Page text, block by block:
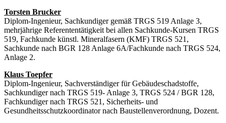
Torsten Brucker
Diplom-Ingenieur, Sachkundiger gemäß TRGS 519 Anlage 3,
mehrjährige Referententätigkeit bei allen Sachkunde-Kursen TRGS
519, Fachkunde künstl. Mineralfasern (KMF) TRGS 521,
Sachkunde nach BGR 128 Anlage 6A/Fachkunde nach TRGS 524,
Anlage 2.
Klaus Toepfer
Diplom-Ingenieur, Sachverständiger für Gebäudeschadstoffe,
Sachkundiger nach TRGS 519- Anlage 3, TRGS 524 / BGR 128,
Fachkundiger nach TRGS 521, Sicherheits- und
Gesundheitsschutzkoordinator nach Baustellenverordnung, Dozent.